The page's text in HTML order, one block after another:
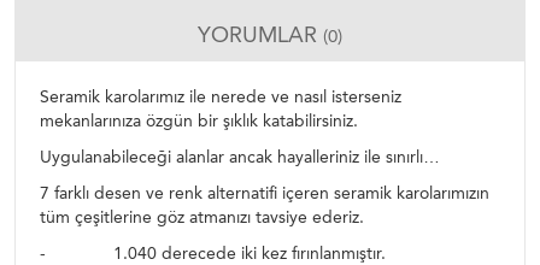
YORUMLAR (0)
Seramik karolarımız ile nerede ve nasıl isterseniz
mekanlarınıza özgün bir şıklık katabilirsiniz.
Uygulanabileceği alanlar ancak hayalleriniz ile sınırlı…
7 farklı desen ve renk alternatifi içeren seramik karolarımızın
tüm çeşitlerine göz atmanızı tavsiye ederiz.
- 1.040 derecede iki kez fırınlanmıştır.